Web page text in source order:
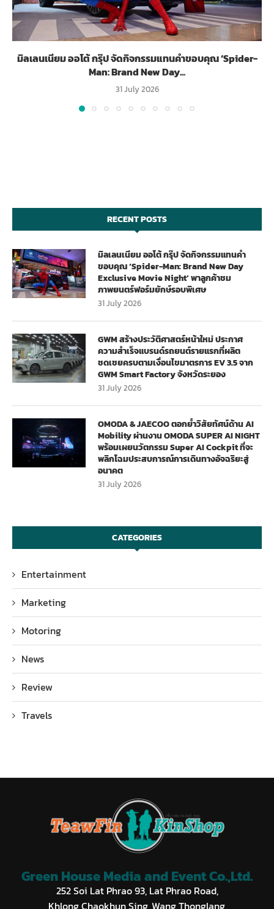
มิลเลนเนียม ออโต้ กรุ๊ป จัดกิจกรรมแทนคำขอบคุณ ‘Spider-
Man: Brand New Day...
31 July 2026
RECENT POSTS
มิลเลนเนียม ออโต้ กรุ๊ป จัดกิจกรรมแทนคำ
ขอบคุณ ‘Spider-Man: Brand New Day
Exclusive Movie Night’ พาลูกค้าชม
ภาพยนตร์ฟอร์มยักษ์รอบพิเศษ
31 July 2026
GWM สร้างประวัติศาสตร์หน้าใหม่ ประกาศ
ความสำเร็จแบรนด์รถยนต์รายแรกที่ผลิต
ชดเชยครบตามเงื่อนไขมาตรการ EV 3.5 จาก
GWM Smart Factory จังหวัดระยอง
31 July 2026
OMODA & JAECOO ตอกย้ำวิสัยทัศน์ด้าน AI
Mobility ผ่านงาน OMODA SUPER AI NIGHT
พร้อมเผยนวัตกรรม Super AI Cockpit ที่จะ
พลิกโฉมประสบการณ์การเดินทางอัจฉริยะสู่
อนาคต
31 July 2026
CATEGORIES
Entertainment
Marketing
Motoring
News
Review
Travels
Green House Media and Event Co.,Ltd.
252 Soi Lat Phrao 93, Lat Phrao Road,
Khlong Chaokhun Sing, Wang Thonglang,